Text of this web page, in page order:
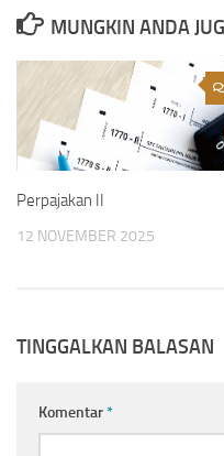
MUNGKIN ANDA
Perpajakan II
12 NOVEMBER 2025
TINGGALKAN BALASAN
Komentar*